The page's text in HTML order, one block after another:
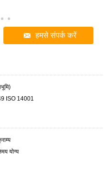
हमसे संपर्क करें
ISO 14001
योग्य